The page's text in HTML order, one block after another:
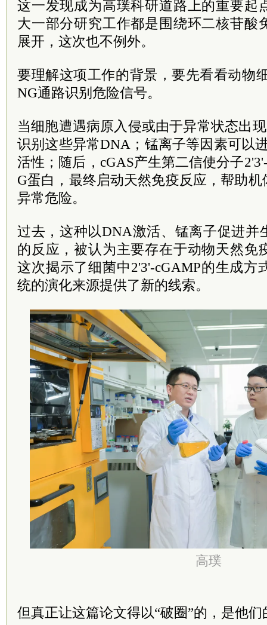
这一发现成为高璞科研道路上的重要起
大一部分研究工作都是围绕环二核苷酸
展开，这次也不例外。
要理解这项工作的背景，要先看看动物
NG通路识别危险信号。
当细胞遭遇病原入侵或由于异常状态出
识别这些异常DNA；锰离子等因素可以
活性；随后，cGAS产生第二信使分子
G蛋白，最终启动天然免疫反应，帮助
异常危险。
过去，这种以DNA激活、锰离子促进并
的反应，被认为主要存在于动物天然免
这次揭示了细菌中2'3'-cGAMP的生成方
统的演化来源提供了新的线索。
高璞
但真正让这篇论文得以“破圈”的，是他